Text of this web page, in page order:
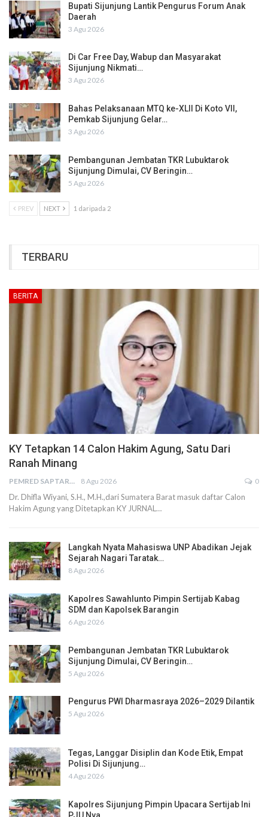
Bupati Sijunjung Lantik Pengurus Forum Anak
Daerah
3 Agu 2026
Di Car Free Day, Wabup dan Masyarakat
Sijunjung Nikmati…
3 Agu 2026
Bahas Pelaksanaan MTQ ke-XLII Di Koto VII,
Pemkab Sijunjung Gelar…
3 Agu 2026
Pembangunan Jembatan TKR Lubuktarok
Sijunjung Dimulai, CV Beringin…
5 Agu 2026
PREV NEXT 1 daripada 2
TERBARU
BERITA
KY Tetapkan 14 Calon Hakim Agung, Satu Dari
Ranah Minang
PEMRED SAPTARIUS 8 Agu 2026 0
Dr. Dhifla Wiyani, S.H., M.H.,dari Sumatera Barat masuk daftar Calon
Hakim Agung yang Ditetapkan KY JURNAL…
Langkah Nyata Mahasiswa UNP Abadikan Jejak
Sejarah Nagari Taratak…
8 Agu 2026
Kapolres Sawahlunto Pimpin Sertijab Kabag
SDM dan Kapolsek Barangin
6 Agu 2026
Pembangunan Jembatan TKR Lubuktarok
Sijunjung Dimulai, CV Beringin…
5 Agu 2026
Pengurus PWI Dharmasraya 2026–2029 Dilantik
5 Agu 2026
Tegas, Langgar Disiplin dan Kode Etik, Empat
Polisi Di Sijunjung…
4 Agu 2026
Kapolres Sijunjung Pimpin Upacara Sertijab Ini
PJU Nya